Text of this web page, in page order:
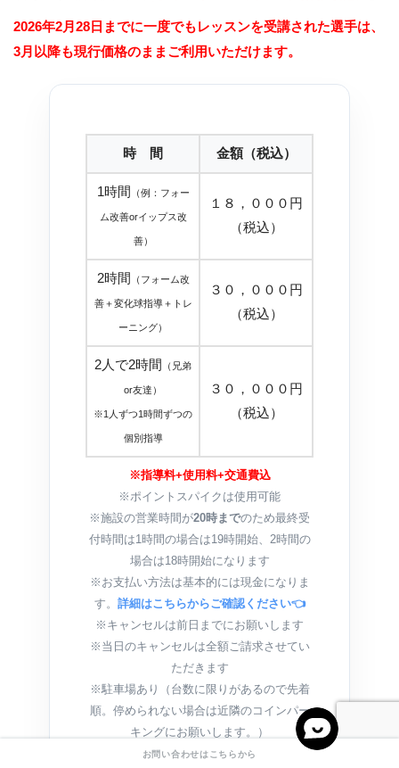
2026年2月28日までに一度でもレッスンを受講された選手は、
3月以降も現行価格のままご利用いただけます。
時 間 金額（税込）
1時間 （例：フォー
ム改善orイップス改
善）
１８，０００円
（税込）
2時間 （フォーム改
善＋変化球指導＋トレ
ーニング）
３０，０００円
（税込）
2人で2時間 （兄弟
or友達）
※1人ずつ1時間ずつの
個別指導
３０，０００円
（税込）
※指導料+使用料+交通費込
※ポイントスパイクは使用可能
※施設の営業時間が20時までのため最終受
付時間は1時間の場合は19時開始、2時間の
場合は18時開始になります
※お支払い方法は基本的には現金になりま
す。 詳細はこちらからご確認ください👈
※キャンセルは前日までにお願いします
※当日のキャンセルは全額ご請求させてい
ただきます
※駐車場あり（台数に限りがあるので先着
順。停められない場合は近隣のコインパー
キングにお願いします。）
お問い合わせはこちらから